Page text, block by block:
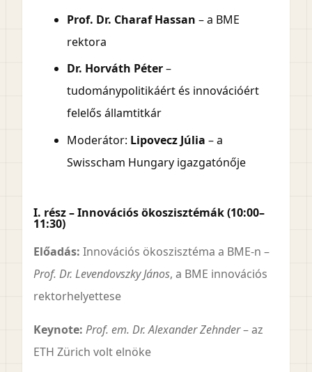
Prof. Dr. Charaf Hassan – a BME
rektora
Dr. Horváth Péter–
tudománypolitikáért és innovációért
felelős államtitkár
Moderátor: Lipovecz Júlia – a
Swisscham Hungary igazgatónője
I. rész – Innovációs ökoszisztémák (10:00–
11:30)
Előadás: Innovációs ökoszisztéma a BME-n –
Prof. Dr. Levendovszky János, a BME innovációs
rektorhelyettese
Keynote: Prof. em. Dr. Alexander Zehnder– az
ETH Zürich volt elnöke